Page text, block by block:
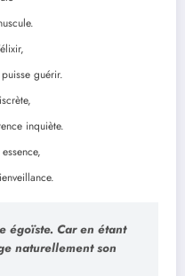
guérir.
inquiète.
égoïste. Car en étant
naturellement son